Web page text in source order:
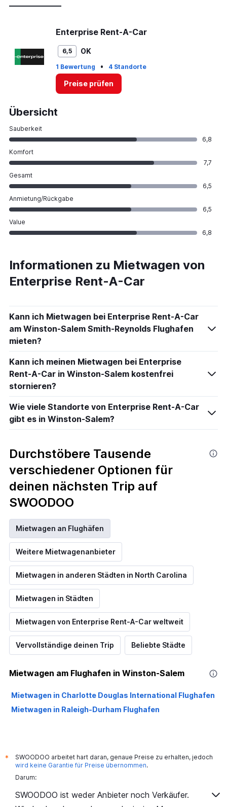
Enterprise Rent-A-Car
6,5 OK
1 Bewertung • 4 Standorte
Preise prüfen
Übersicht
Sauberkeit
6,8
Komfort
7,7
Gesamt
6,5
Anmietung/Rückgabe
6,5
Value
6,8
Informationen zu Mietwagen von
Enterprise Rent-A-Car
Kann ich Mietwagen bei Enterprise Rent-A-Car
am Winston-Salem Smith-Reynolds Flughafen
mieten?
Kann ich meinen Mietwagen bei Enterprise
Rent-A-Car in Winston-Salem kostenfrei
stornieren?
Wie viele Standorte von Enterprise Rent-A-Car
gibt es in Winston-Salem?
Durchstöbere Tausende
verschiedener Optionen für
deinen nächsten Trip auf
SWOODOO
Mietwagen an Flughäfen
Weitere Mietwagenanbieter
Mietwagen in anderen Städten in North Carolina
Mietwagen in Städten
Mietwagen von Enterprise Rent-A-Car weltweit
Vervollständige deinen Trip Beliebte Städte
Mietwagen am Flughafen in Winston-Salem
Mietwagen in Charlotte Douglas International Flughafen
Mietwagen in Raleigh-Durham Flughafen
*
SWOODOO arbeitet hart daran, genaue Preise zu erhalten, jedoch
wird keine Garantie für Preise übernommen.
Darum:
SWOODOO ist weder Anbieter noch Verkäufer.